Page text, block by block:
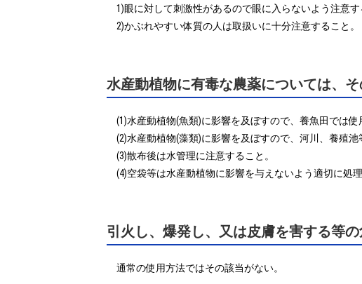
1)眼に対して刺激性があるので眼に入らないよう注意
2)かぶれやすい体質の人は取扱いに十分注意すること。
水産動植物に有毒な農薬については、そ
(1)水産動植物(魚類)に影響を及ぼすので、養魚田では使
(2)水産動植物(藻類)に影響を及ぼすので、河川、養殖
(3)散布後は水管理に注意すること。
(4)空袋等は水産動植物に影響を与えないよう適切に処理
引火し、爆発し、又は皮膚を害する等
通常の使用方法ではその該当がない。